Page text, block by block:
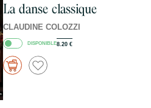
La danse classique
CLAUDINE COLOZZI
DISPONIBLE8.20 €